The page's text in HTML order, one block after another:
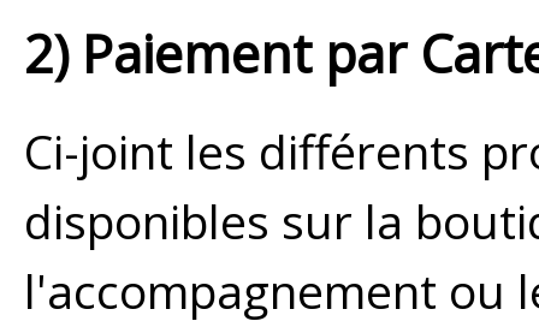
2) Paiement par
Ci-joint les différents
disponibles sur la
l'accompagnement ou